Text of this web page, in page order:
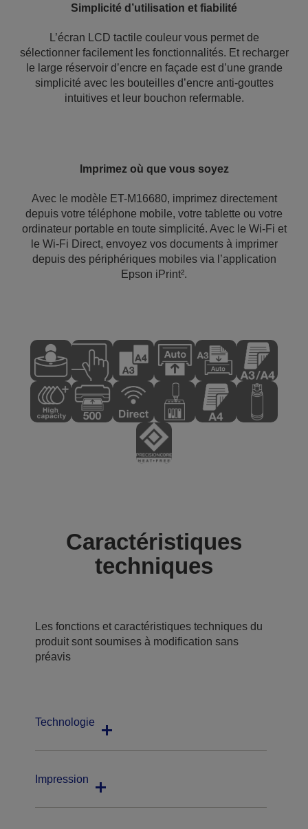
Simplicité d’utilisation et fiabilité
L’écran LCD tactile couleur vous permet de
sélectionner facilement les fonctionnalités. Et recharger
le large réservoir d’encre en façade est d’une grande
simplicité avec les bouteilles d’encre anti-gouttes
intuitives et leur bouchon refermable.
Imprimez où que vous soyez
Avec le modèle ET-M16680, imprimez directement
depuis votre téléphone mobile, votre tablette ou votre
ordinateur portable en toute simplicité. Avec le Wi-Fi et
le Wi-Fi Direct, envoyez vos documents à imprimer
depuis des périphériques mobiles via l’application
Epson iPrint².
Caractéristiques
techniques
Les fonctions et caractéristiques techniques du
produit sont soumises à modification sans
préavis
Technologie
Impression